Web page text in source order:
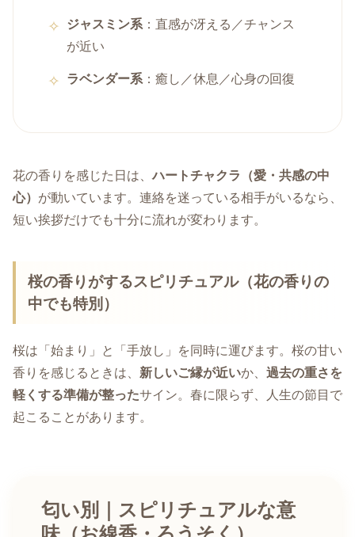
ジャスミン系 ：直感が冴える／チャンス
が近い
ラベンダー系 ：癒し／休息／心身の回復
花の香りを感じた日は、ハートチャクラ（愛・共感の中
心） が動いています。連絡を迷っている相手がいるなら、
短い挨拶だけでも十分に流れが変わります。
桜の香りがするスピリチュアル（花の香りの
中でも特別）
桜は「始まり」と「手放し」を同時に運びます。桜の甘い
香りを感じるときは、 新しいご縁が近いか、 過去の重さを
軽くする準備が整ったサイン。春に限らず、人生の節目で
起こることがあります。
匂い別｜スピリチュアルな意